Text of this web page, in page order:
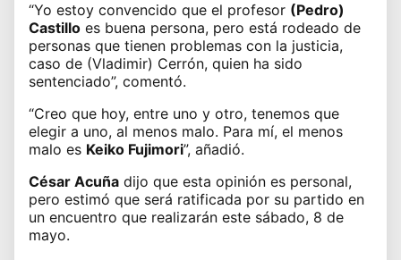
“Yo estoy convencido que el profesor (Pedro)
Castillo es buena persona, pero está rodeado de
personas que tienen problemas con la justicia,
caso de (Vladimir) Cerrón, quien ha sido
sentenciado”, comentó.
“Creo que hoy, entre uno y otro, tenemos que
elegir a uno, al menos malo. Para mí, el menos
malo es Keiko Fujimori”, añadió.
César Acuña dijo que esta opinión es personal,
pero estimó que será ratificada por su partido en
un encuentro que realizarán este sábado, 8 de
mayo.